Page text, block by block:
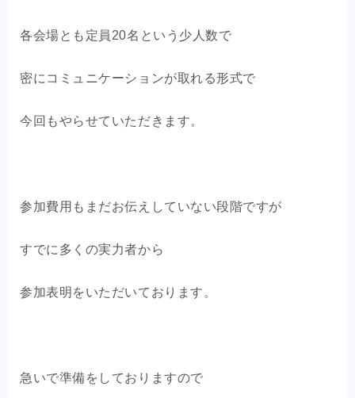
各会場とも定員20名という少人数で
密にコミュニケーションが取れる形式で
今回もやらせていただきます。
参加費用もまだお伝えしていない段階ですが
すでに多くの実力者から
参加表明をいただいております。
急いで準備をしておりますので